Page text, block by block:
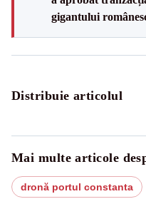
gigantului
Distribuie articolul
Mai multe articole
dronă portul constanta